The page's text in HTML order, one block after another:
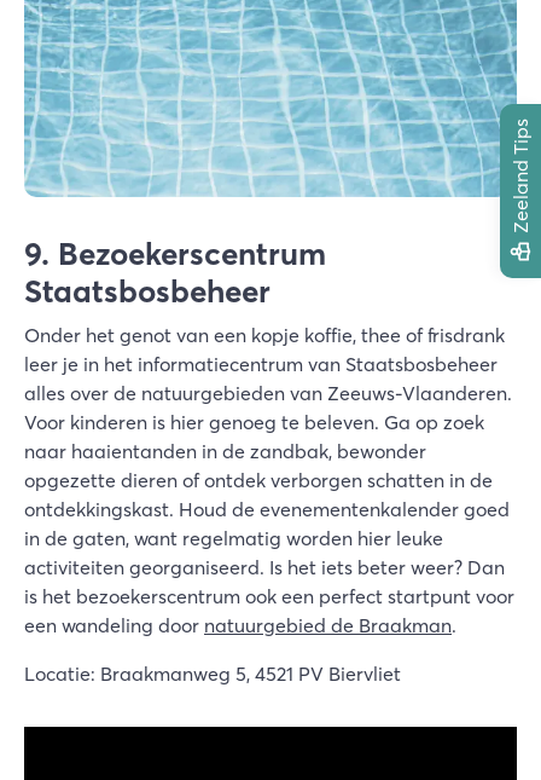
9. Bezoekerscentrum
Staatsbosbeheer
Onder het genot van een kopje koffie, thee of frisdrank
leer je in het informatiecentrum van Staatsbosbeheer
alles over de natuurgebieden van Zeeuws-Vlaanderen.
Voor kinderen is hier genoeg te beleven. Ga op zoek
naar haaientanden in de zandbak, bewonder
opgezette dieren of ontdek verborgen schatten in de
ontdekkingskast. Houd de evenementenkalender goed
in de gaten, want regelmatig worden hier leuke
activiteiten georganiseerd. Is het iets beter weer? Dan
is het bezoekerscentrum ook een perfect startpunt voor
een wandeling door natuurgebied de Braakman.
Locatie: Braakmanweg 5, 4521 PV Biervliet
Zeeland Tips